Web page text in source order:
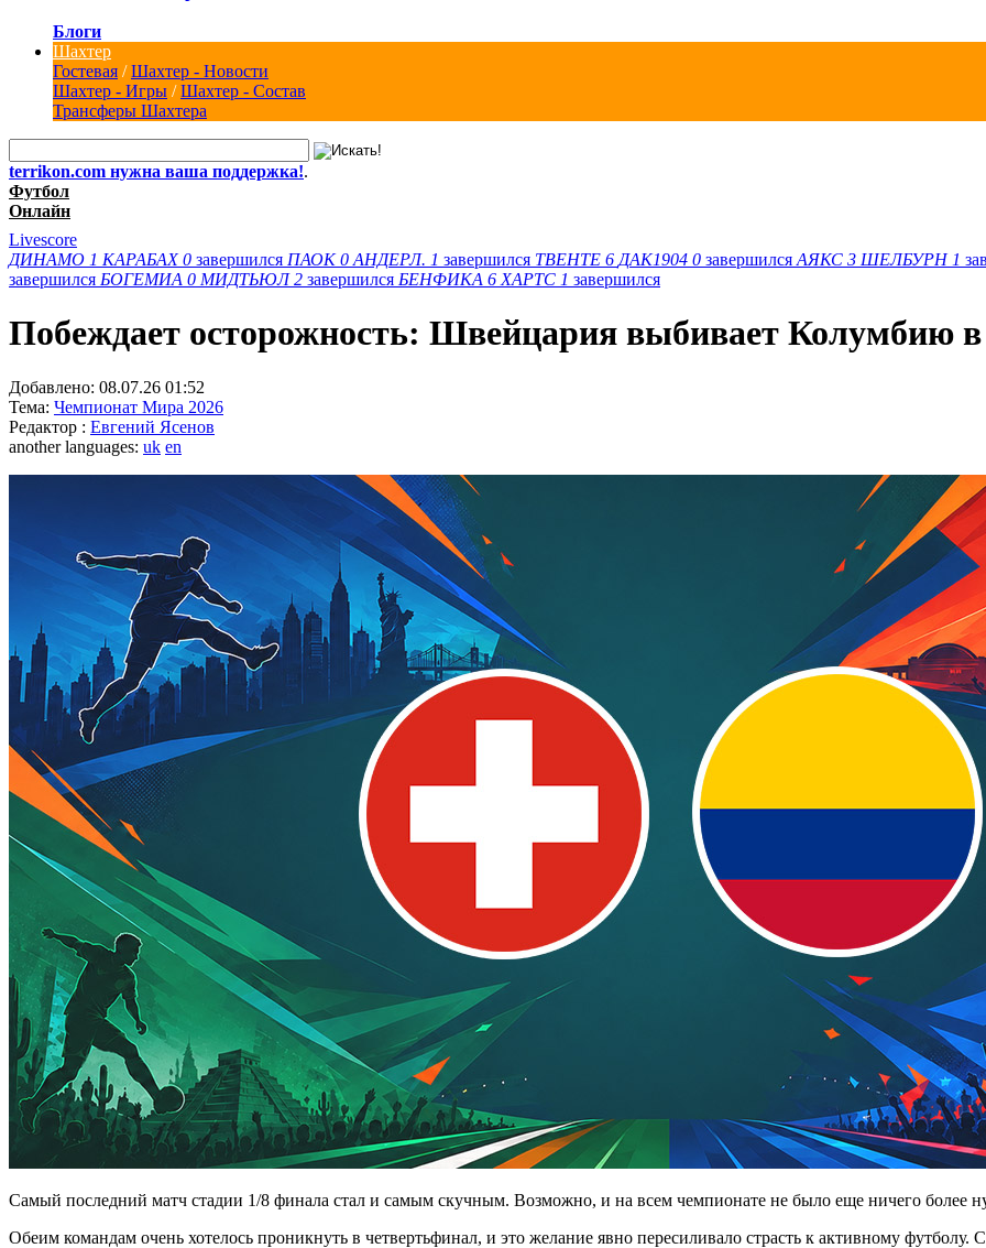
Блоги
Шахтер
Гостевая /Шахтер - Новости
Шахтер - Игры /Шахтер - Состав
Трансферы Шахтера
terrikon.com нужна ваша поддержка!.
Футбол
Онлайн
Livescore
ДИНАМО 1 КАРАБАХ 0 завершился ПАОК 0 АНДЕРЛ. 1 завершился ТВЕНТЕ 6 ДАК1904 0 завершился АЯКС 3 ШЕЛБУРН 1
завершился БОГЕМИА 0 МИДТЬЮЛ 2 завершился БЕНФИКА 6 ХАРТС 1 завершился
Побеждает осторожность: Швейцария выбивает Колумбию в
Добавлено: 08.07.26 01:52
Тема: Чемпионат Мира 2026
Редактор : Евгений Ясенов
another languages: uk en
Самый последний матч стадии 1/8 финала стал и самым скучным. Возможно, и на всем чемпионате не было еще ничего более
Обеим командам очень хотелось проникнуть в четвертьфинал, и это желание явно пересиливало страсть к активному